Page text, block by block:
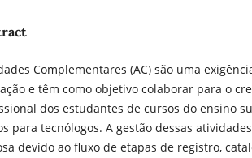
Complementares (AC) são uma
e têm como objetivo colaborar para o
dos estudantes de cursos do ensino
para tecnólogos. A gestão dessas
devido ao fluxo de etapas de registro,